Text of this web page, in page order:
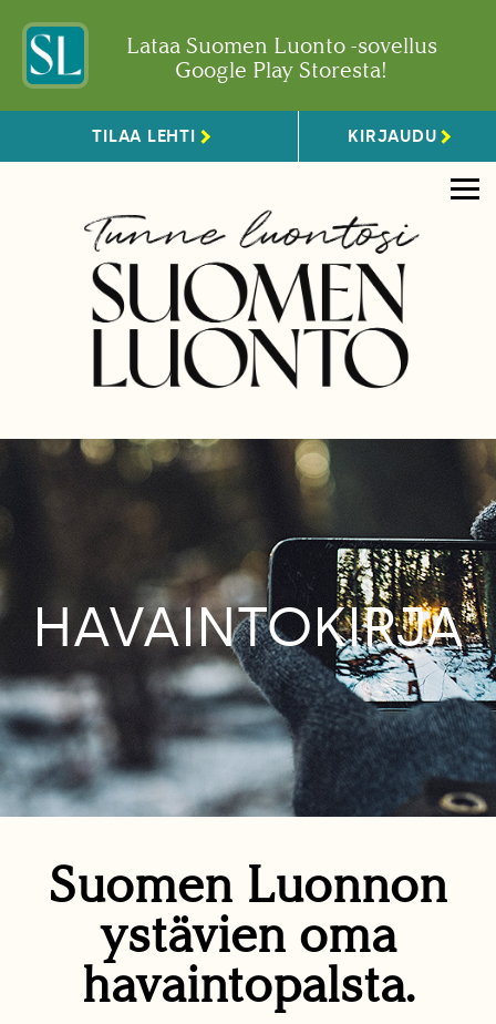
Lataa Suomen Luonto -sovellus
Google Play Storesta!
TILAA LEHTI KIRJAUDU
HAVAINTOKIRJA
Suomen Luonnon
ystävien oma
havaintopalsta.